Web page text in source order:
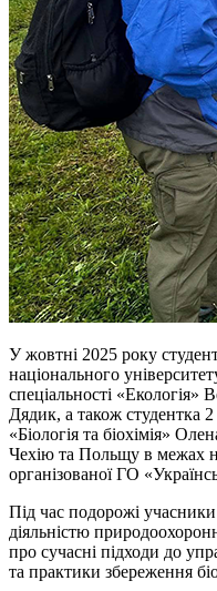
У жовтні 2025 року
національного
спеціальності «Екологія»
Дядик, а також студентка 2
«Біологія та біохімія»
Чехію та Польщу в межах
організованої ГО
Під час подорожі
діяльністю
про сучасні підходи до
та практики збереження